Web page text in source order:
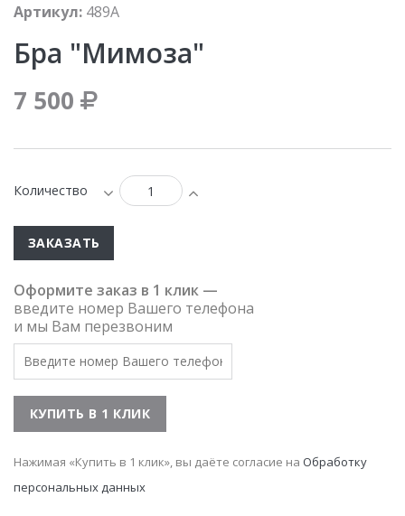
Артикул: 489A
Бра "Мимоза"
7 500
Количество
ЗАКАЗАТЬ
Оформите заказ в 1 клик —
введите номер Вашего телефона
и мы Вам перезвоним
Нажимая «Купить в 1 клик», вы даёте согласие на Обработку
персональных данных